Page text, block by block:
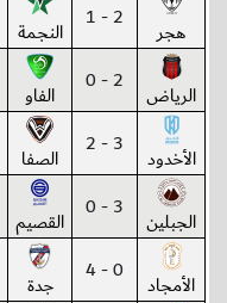
هجر 2 - 1 النجمة
الرياض 2 - 0 الفاو
الأخدود 3 - 2 الصفا
الجبلين 3 - 0 القصيم
الأمجاد 0 - 4 جدة